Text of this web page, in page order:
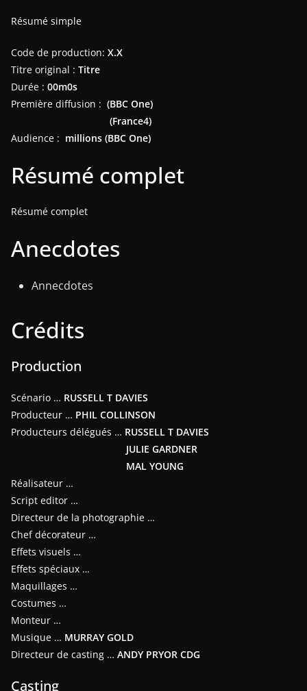
Résumé simple
Code de production: X.X
Titre original : Titre
Durée : 00m0s
Première diffusion : (BBC One)
(France4)
Audience : millions (BBC One)
Résumé complet
Résumé complet
Anecdotes
Annecdotes
Crédits
Production
Scénario … RUSSELL T DAVIES
Producteur … PHIL COLLINSON
Producteurs délégués … RUSSELL T DAVIES
JULIE GARDNER
MAL YOUNG
Réalisateur …
Script editor …
Directeur de la photographie …
Chef décorateur …
Effets visuels …
Effets spéciaux …
Maquillages …
Costumes …
Monteur …
Musique … MURRAY GOLD
Directeur de casting … ANDY PRYOR CDG
Casting